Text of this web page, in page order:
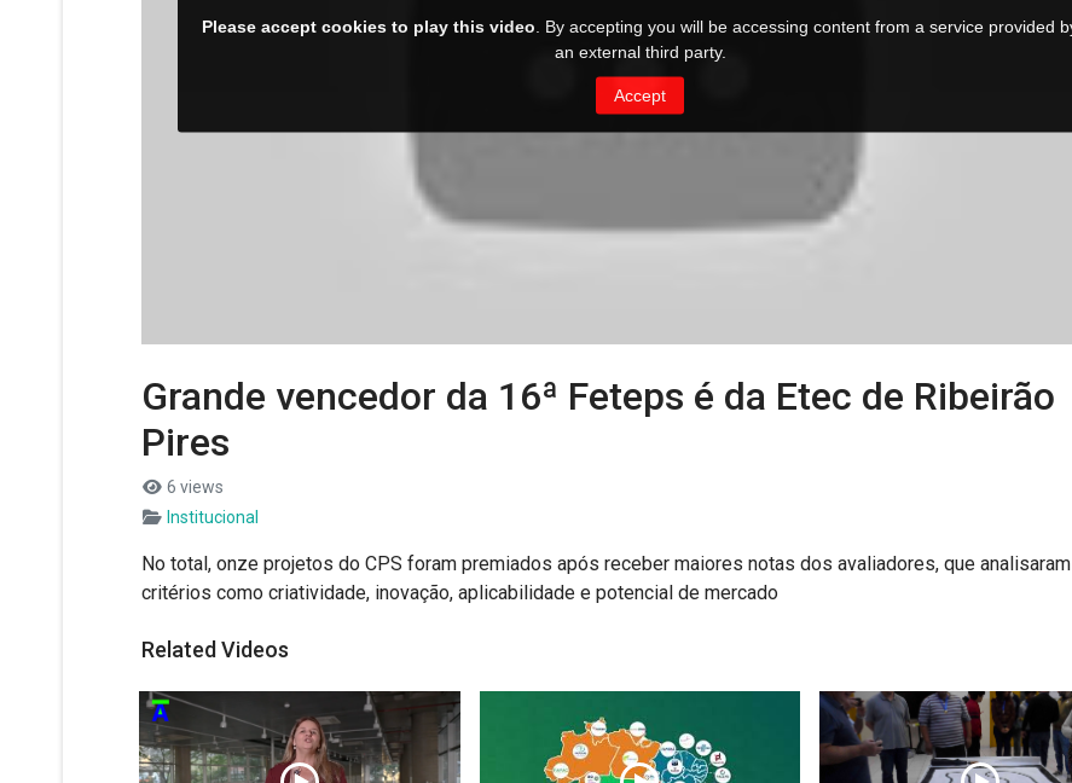
Grande vencedor da 16ª Feteps é da Etec de Ribeirão
Pires
6 views
Institucional
No total, onze projetos do CPS foram premiados após receber maiores notas dos avaliadores, que analisaram
critérios como criatividade, inovação, aplicabilidade e potencial de mercado
Related Videos